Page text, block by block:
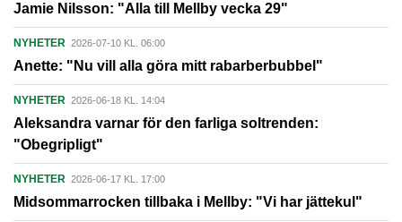
Jamie Nilsson: "Alla till Mellby vecka 29"
NYHETER 2026-07-10 KL. 06:00
Anette: "Nu vill alla göra mitt rabarberbubbel"
NYHETER 2026-06-18 KL. 14:04
Aleksandra varnar för den farliga soltrenden:
"Obegripligt"
NYHETER 2026-06-17 KL. 17:00
Midsommarrocken tillbaka i Mellby: "Vi har jättekul"